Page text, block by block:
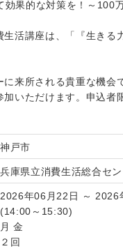
果的な対策を！～100
生活講座は、「『生き
来所される貴重な機会
加いただけます。申込
神戸市
兵庫県立消費生活総合セ
2026年06月22日 ～ 2026
(14:00～15:30)
月 金
２回